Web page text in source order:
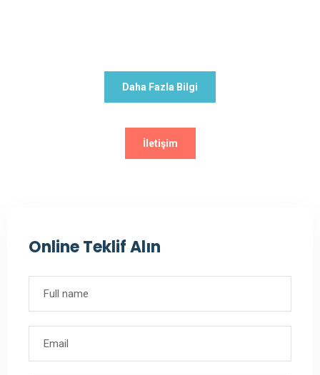
Daha Fazla Bilgi
İletişim
Online Teklif Alın